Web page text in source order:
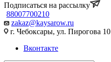
Подписаться на рассылку
88007700210
zakaz@kaysarow.ru
г. Чебоксары, ул. Пирогова 10
Вконтакте